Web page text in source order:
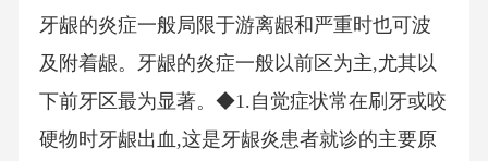
牙龈的炎症一般局限于游离龈和严重时也可波
及附着龈。牙龈的炎症一般以前区为主,尤其以
下前牙区最为显著。◆1.自觉症状常在刷牙或咬
硬物时牙龈出血,这是牙龈炎患者就诊的主要原